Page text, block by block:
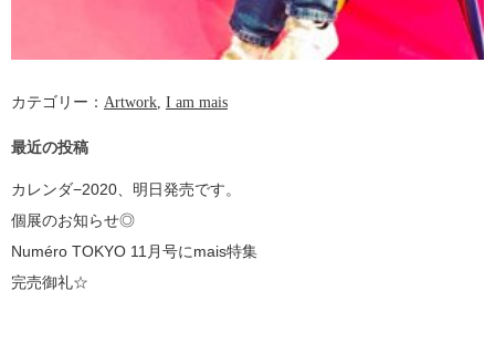
カテゴリー： Artwork, I am mais
最近の投稿
カレンダ−2020、明日発売です。
個展のお知らせ◎
Numéro TOKYO 11月号にmais特集
完売御礼☆